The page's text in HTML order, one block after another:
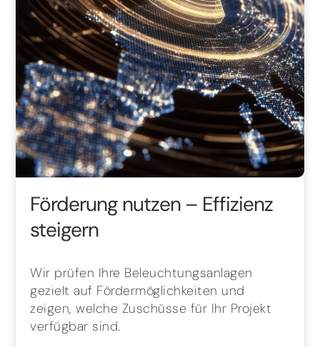
Förderung nutzen – Effizienz
steigern
Wir prüfen Ihre Beleuchtungsanlagen
gezielt auf Fördermöglichkeiten und
zeigen, welche Zuschüsse für Ihr Projekt
verfügbar sind.